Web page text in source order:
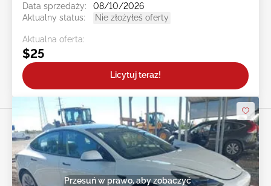
Data sprzedaży:
08/10/2026
Aktualny status:
Nie złożyłeś oferty
Aktualna oferta:
$25
Licytuj teraz!
Przesuń w prawo, aby zobaczyć